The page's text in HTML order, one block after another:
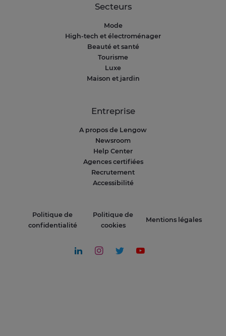
Secteurs
Mode
High-tech et électroménager
Beauté et santé
Tourisme
Luxe
Maison et jardin
Entreprise
A propos de Lengow
Newsroom
Help Center
Agences certifiées
Recrutement
Accessibilité
Politique de
confidentialité
Politique de
cookies
Mentions légales